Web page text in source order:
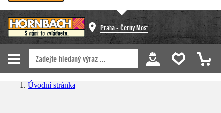
Praha - Černý Most
Úvodní stránka